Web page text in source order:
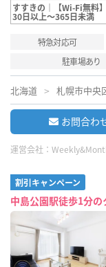
すすきの｜【Wi-Fi無料
30日以上～365日未満
特急対応可
駐車場あり
北海道 札幌市中央
お問合わ
運営会社：
割引キャンペーン
中島公園駅徒歩1分